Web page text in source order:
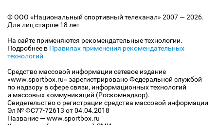
© ООО «Национальный спортивный телеканал» 2007 — 2026.
Для лиц старше 18 лет
На сайте применяются рекомендательные технологии.
Подробнее в Правилах применения рекомендательных
технологий
Средство массовой информации сетевое издание
«www.sportbox.ru» зарегистрировано Федеральной службой
по надзору в сфере связи, информационных технологий
и массовых коммуникаций (Роскомнадзор).
Свидетельство о регистрации средства массовой информации
Эл № ФС77-72613 от 04.04.2018
Название — www.sportbox.ru